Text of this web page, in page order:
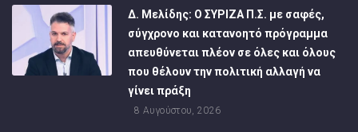
Δ. Μελίδης: Ο ΣΥΡΙΖΑ Π.Σ. με σαφές,
σύγχρονο και κατανοητό πρόγραμμα
απευθύνεται πλέον σε όλες και όλους
που θέλουν την πολιτική αλλαγή να
γίνει πράξη
8 Αυγούστου, 2026